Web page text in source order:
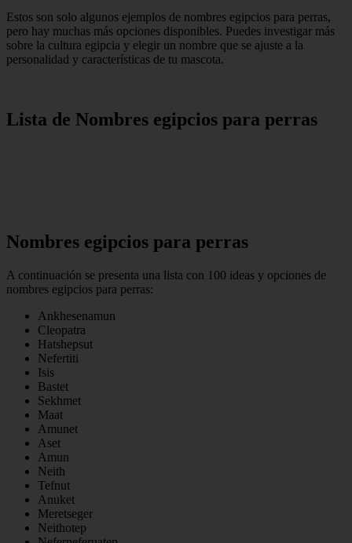
Estos son solo algunos ejemplos de nombres egipcios para perras,
pero hay muchas más opciones disponibles. Puedes investigar más
sobre la cultura egipcia y elegir un nombre que se ajuste a la
personalidad y características de tu mascota.
Lista de Nombres egipcios para perras
Nombres egipcios para perras
A continuación se presenta una lista con 100 ideas y opciones de
nombres egipcios para perras:
Ankhesenamun
Cleopatra
Hatshepsut
Nefertiti
Isis
Bastet
Sekhmet
Maat
Amunet
Aset
Amun
Neith
Tefnut
Anuket
Meretseger
Neithotep